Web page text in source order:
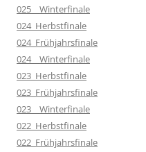
025__Winterfinale
024_Herbstfinale
024_Frühjahrsfinale
024__Winterfinale
023_Herbstfinale
023_Frühjahrsfinale
023__Winterfinale
022_Herbstfinale
022_Frühjahrsfinale